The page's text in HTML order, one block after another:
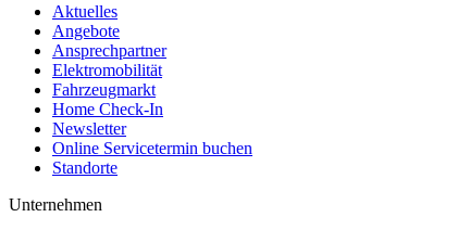
Aktuelles
Angebote
Ansprechpartner
Elektromobilität
Fahrzeugmarkt
Home Check-In
Newsletter
Online Servicetermin buchen
Standorte
Unternehmen